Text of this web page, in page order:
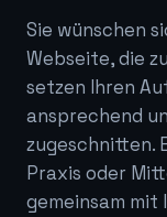
Sie wünschen
Webseite, die
setzen Ihren
ansprechend
zugeschnitten.
Praxis oder
gemeinsam mit